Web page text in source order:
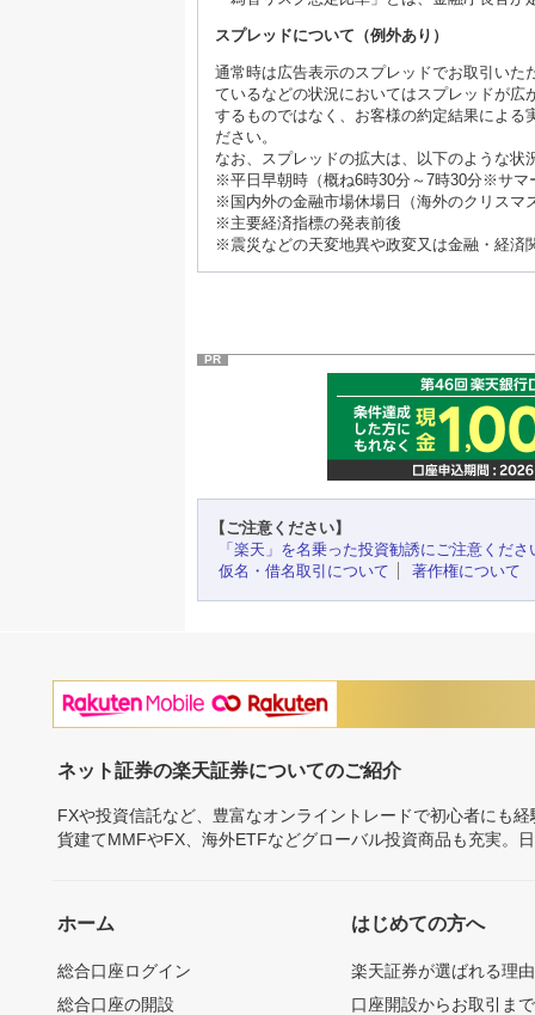
スプレッドについて（例外あり）
通常時は広告表示のスプレッドでお取引い
ているなどの状況においてはスプレッドが
するものではなく、お客様の約定結果によ
ださい。
なお、スプレッドの拡大は、以下のような状
※平日早朝時（概ね6時30分～7時30分※サマ
※国内外の金融市場休場日（海外のクリスマ
※主要経済指標の発表前後
※震災などの天変地異や政変又は金融・経済
PR
【ご注意ください】
「楽天」を名乗った投資勧誘にご注意くださ
仮名・借名取引について
著作権について
ネット証券の楽天証券についてのご紹介
FXや投資信託など、豊富なオンライントレードで初心者にも
貨建てMMFやFX、海外ETFなどグローバル投資商品も充実。
ホーム
総合口座ログイン
総合口座の開設
はじめての方へ
楽天証券が選ばれる理由
口座開設からお取引ま